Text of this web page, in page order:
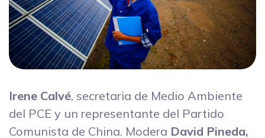
Irene Calvé, secretaria de Medio Ambiente
del PCE y un representante del Partido
Comunista de China. Modera David Pineda,